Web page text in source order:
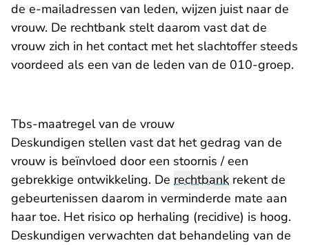
de e-mailadressen van leden, wijzen juist naar de
vrouw. De rechtbank stelt daarom vast dat de
vrouw zich in het contact met het slachtoffer steeds
voordeed als een van de leden van de 010-groep.
Tbs-maatregel van de vrouw
Deskundigen stellen vast dat het gedrag van de
vrouw is beïnvloed door een stoornis / een
gebrekkige ontwikkeling. De rechtbank rekent de
gebeurtenissen daarom in verminderde mate aan
haar toe. Het risico op herhaling (recidive) is hoog.
Deskundigen verwachten dat behandeling van de